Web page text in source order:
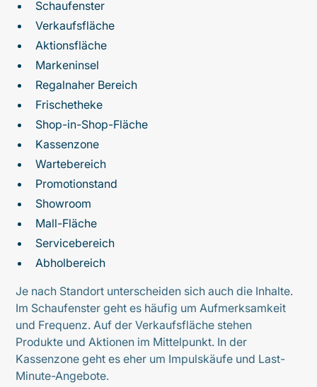
Schaufenster
Verkaufsfläche
Aktionsfläche
Markeninsel
Regalnaher Bereich
Frischetheke
Shop-in-Shop-Fläche
Kassenzone
Wartebereich
Promotionstand
Showroom
Mall-Fläche
Servicebereich
Abholbereich
Je nach Standort unterscheiden sich auch die Inhalte.
Im Schaufenster geht es häufig um Aufmerksamkeit
und Frequenz. Auf der Verkaufsfläche stehen
Produkte und Aktionen im Mittelpunkt. In der
Kassenzone geht es eher um Impulskäufe und Last-
Minute-Angebote.